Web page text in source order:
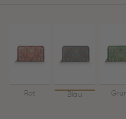
Rot Blau